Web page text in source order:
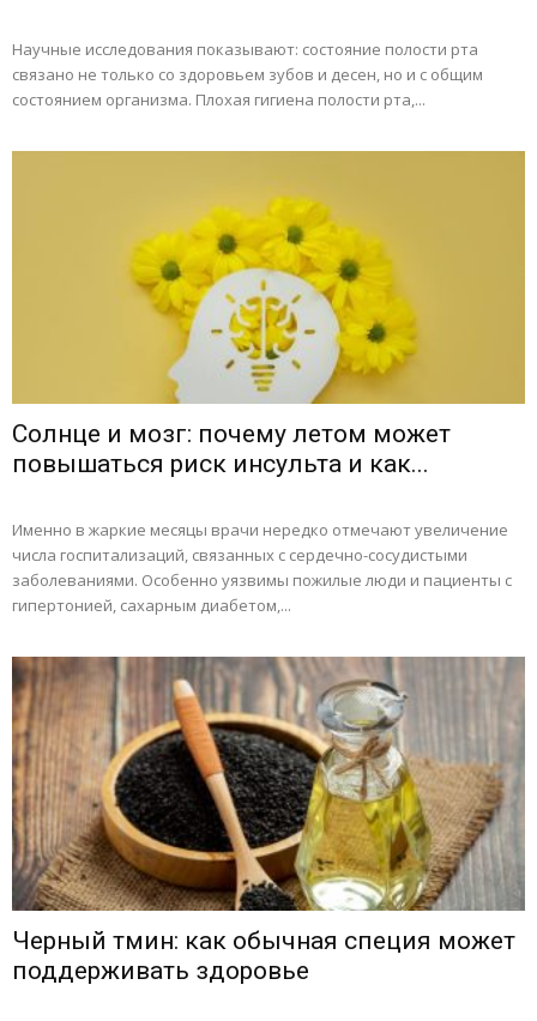
Научные исследования показывают: состояние полости рта
связано не только со здоровьем зубов и десен, но и с общим
состоянием организма. Плохая гигиена полости рта,...
Солнце и мозг: почему летом может
повышаться риск инсульта и как...
Именно в жаркие месяцы врачи нередко отмечают увеличение
числа госпитализаций, связанных с сердечно-сосудистыми
заболеваниями. Особенно уязвимы пожилые люди и пациенты с
гипертонией, сахарным диабетом,...
Черный тмин: как обычная специя может
поддерживать здоровье